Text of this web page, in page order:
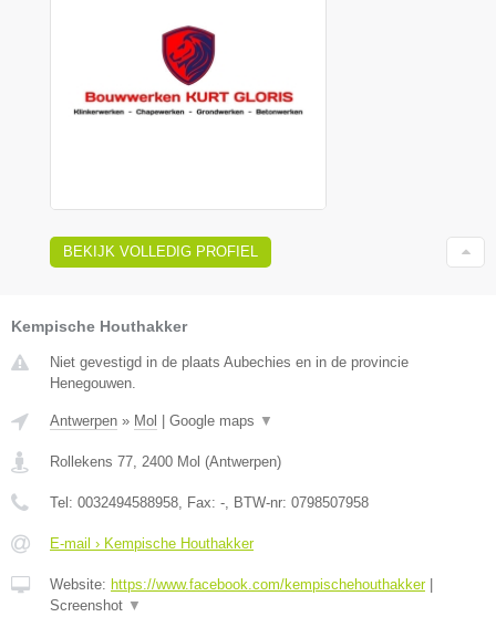
BEKIJK VOLLEDIG PROFIEL
Kempische Houthakker
Niet gevestigd in de plaats Aubechies en in de provincie
Henegouwen.
Antwerpen » Mol | Google maps ▼
Rollekens 77 2400 Mol (Antwerpen)
Tel: 0032494588958 , Fax: - , BTW-nr: 0798507958
E-mail › Kempische Houthakker
Website: https://www.facebook.com/kempischehouthakker|
Screenshot ▼